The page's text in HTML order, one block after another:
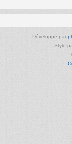
Développé par
Style